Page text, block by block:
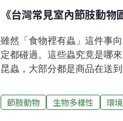
《台灣常見室內節肢動
雖然「食物裡有蟲」這件事
定都碰過。這些蟲究竟是哪
昆蟲，大部分都是商品在送
及種子大量收集，又長時間
定昆蟲的溫床。雖然開封後
節肢動物 生物多樣性 環